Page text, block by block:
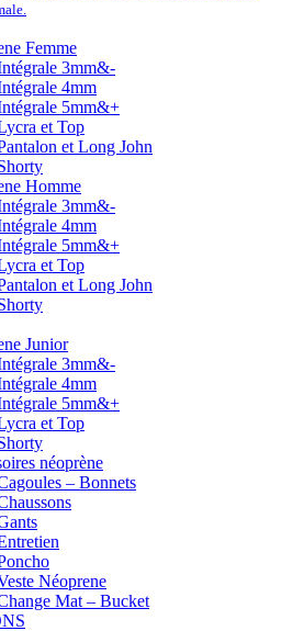
Femme
3mm&-
4mm
5mm&+
et Top
et Long John
Homme
3mm&-
4mm
5mm&+
et Top
et Long John
Junior
3mm&-
4mm
5mm&+
et Top
néoprène
– Bonnets
Néoprene
Mat – Bucket